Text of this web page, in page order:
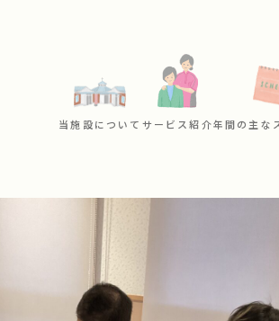
当施設について サービス紹介年間の主な